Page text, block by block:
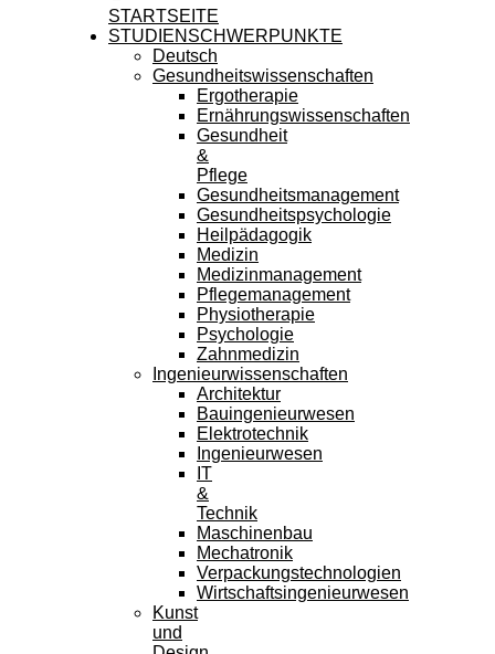
STARTSEITE
STUDIENSCHWERPUNKTE
Deutsch
Gesundheitswissenschaften
Ergotherapie
Ernährungswissenschaften
Gesundheit
&
Pflege
Gesundheitsmanagement
Gesundheitspsychologie
Heilpädagogik
Medizin
Medizinmanagement
Pflegemanagement
Physiotherapie
Psychologie
Zahnmedizin
Ingenieurwissenschaften
Architektur
Bauingenieurwesen
Elektrotechnik
Ingenieurwesen
IT
&
Technik
Maschinenbau
Mechatronik
Verpackungstechnologien
Wirtschaftsingenieurwesen
Kunst
und